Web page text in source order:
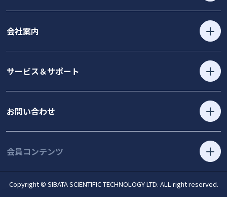
会社案内
サービス＆サポート
お問い合わせ
会員コンテンツ
Copyright © SIBATA SCIENTIFIC TECHNOLOGY LTD. ALL right reserved.